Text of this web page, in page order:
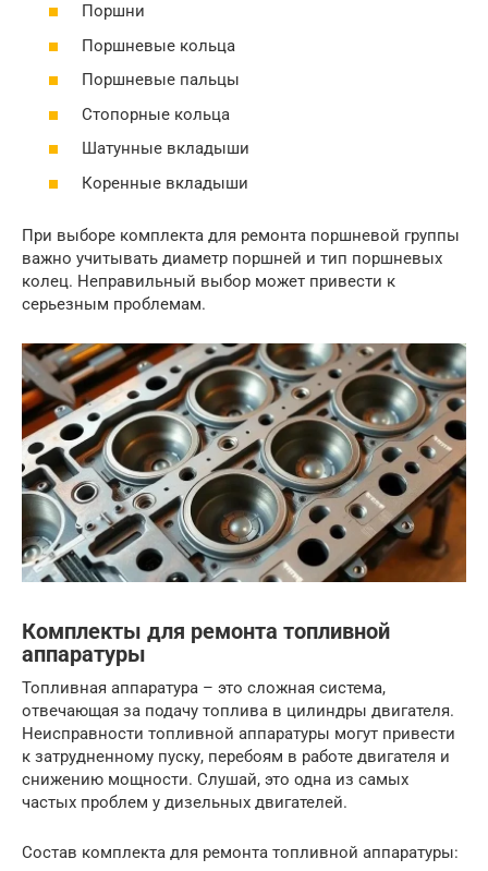
Поршни
Поршневые кольца
Поршневые пальцы
Стопорные кольца
Шатунные вкладыши
Коренные вкладыши
При выборе комплекта для ремонта поршневой группы
важно учитывать диаметр поршней и тип поршневых
колец. Неправильный выбор может привести к
серьезным проблемам.
Комплекты для ремонта топливной
аппаратуры
Топливная аппаратура – это сложная система,
отвечающая за подачу топлива в цилиндры двигателя.
Неисправности топливной аппаратуры могут привести
к затрудненному пуску, перебоям в работе двигателя и
снижению мощности. Слушай, это одна из самых
частых проблем у дизельных двигателей.
Состав комплекта для ремонта топливной аппаратуры: